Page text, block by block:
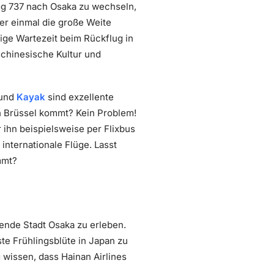
737 nach Osaka zu wechseln,
einmal die große Weite
Wartezeit beim Rückflug in
Kultur und
Kayak sind exzellente
kommt? Kein Problem!
beispielsweise per Flixbus
Flüge. Lasst
Stadt Osaka zu erleben.
Frühlingsblüte in Japan zu
dass Hainan Airlines